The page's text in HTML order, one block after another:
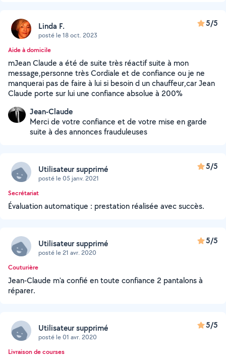
Linda F.
posté le 18 oct. 2023
5/5
Aide à domicile
mJean Claude a été de suite très réactif suite à mon
message,personne très Cordiale et de confiance ou je ne
manquerai pas de faire à lui si besoin d un chauffeur,car Jean
Claude porte sur lui une confiance absolue à 200%
Jean-Claude
Merci de votre confiance et de votre mise en garde
suite à des annonces frauduleuses
Utilisateur supprimé
posté le 05 janv. 2021
5/5
Secrétariat
Évaluation automatique : prestation réalisée avec succès.
Utilisateur supprimé
posté le 21 avr. 2020
5/5
Couturière
Jean-Claude m'a confié en toute confiance 2 pantalons à
réparer.
Utilisateur supprimé
posté le 01 avr. 2020
5/5
Livraison de courses